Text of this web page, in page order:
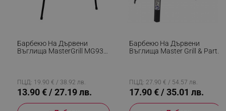
Барбекю На Дървени
Въглища MasterGrill MG930,
ПЦД: 19.90 € / 38.92 лв.
13.90 € / 27.19 лв.
Барбекю На Дървени
Въглища Master Grill & Party
ПЦД: 27.90 € / 54.57 лв.
17.90 € / 35.01 лв.